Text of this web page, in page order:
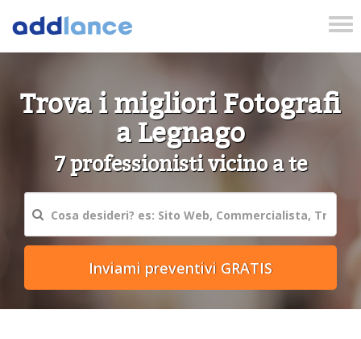
Trova i migliori Fotografi
a Legnago
7 professionisti vicino a te